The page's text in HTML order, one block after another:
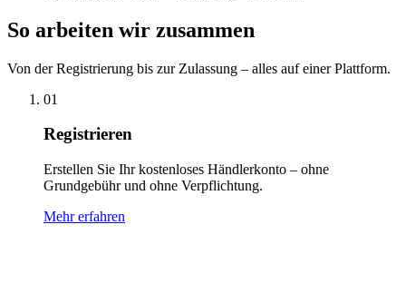
So arbeiten wir zusammen
Von der Registrierung bis zur Zulassung – alles auf einer Plattform.
01
Registrieren
Erstellen Sie Ihr kostenloses Händlerkonto – ohne
Grundgebühr und ohne Verpflichtung.
Mehr erfahren